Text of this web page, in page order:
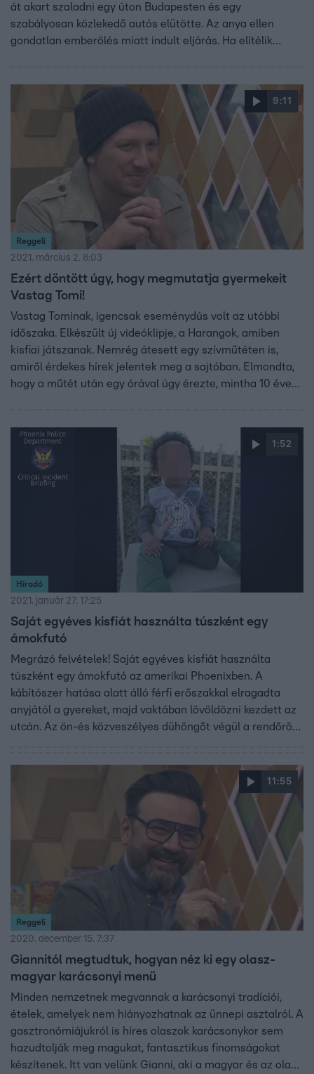
át akart szaladni egy úton Budapesten és egy
szabályosan közlekedő autós elütötte. Az anya ellen
gondatlan emberölés miatt indult eljárás. Ha elítélik
9:11
Reggeli
2021. március 2. 8:03
Ezért döntött úgy, hogy megmutatja gyermekeit
Vastag Tomi!
Vastag Tominak, igencsak eseménydús volt az utóbbi
időszaka. Elkészült új videóklipje, a Harangok, amiben
kisfiai játszanak. Nemrég átesett egy szívműtéten is,
amiről érdekes hírek jelentek meg a sajtóban. Elmondta,
hogy a műtét után egy órával úgy érezte, mintha 10 évet
1:52
Híradó
2021. január 27. 17:25
Saját egyéves kisfiát használta túszként egy
ámokfutó
Megrázó felvételek! Saját egyéves kisfiát használta
túszként egy ámokfutó az amerikai Phoenixben. A
kábítószer hatása alatt álló férfi erőszakkal elragadta
anyjától a gyereket, majd vaktában lövöldözni kezdett az
utcán. Az ön-és közveszélyes dühöngőt végül a rendőrök
11:55
Reggeli
2020. december 15. 7:37
Giannitól megtudtuk, hogyan néz ki egy olasz-
magyar karácsonyi menü
Minden nemzetnek megvannak a karácsonyi tradíciói,
ételek, amelyek nem hiányozhatnak az ünnepi asztalról. A
gasztronómiájukról is híres olaszok karácsonykor sem
hazudtolják meg magukat, fantasztikus finomságokat
készítenek. Itt van velünk Gianni, aki a magyar és az olasz